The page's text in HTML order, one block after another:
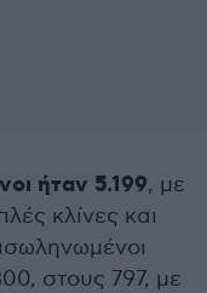
ήταν 5.199, με
κλίνες και
στους 797, με